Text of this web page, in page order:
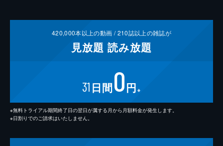
420,000本以上の動画 /210誌以上の雑誌が
見放題 読み放題
31 日間0円 ※
※無料トライアル期間終了日の翌日が属する月から月額料金が発生します。
※日割りでのご請求はいたしません。